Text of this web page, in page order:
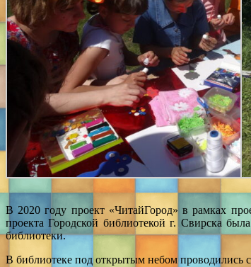
В 2020 году проект «ЧитайГород» в рамках
проекта Городской библиотекой г. Свирска
библиотеки.
В библиотеке под открытым небом проводились